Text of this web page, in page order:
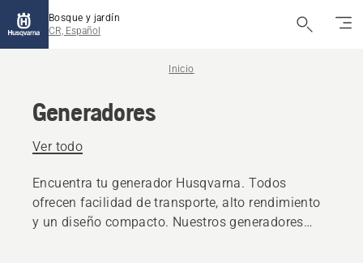
Bosque y jardín
CR, Español
Inicio
Generadores
Ver todo
Encuentra tu generador Husqvarna. Todos
ofrecen facilidad de transporte, alto rendimiento
y un diseño compacto. Nuestros generadores